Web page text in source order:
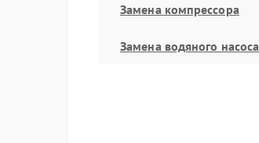
Замена компрессора
Замена водяного насоса